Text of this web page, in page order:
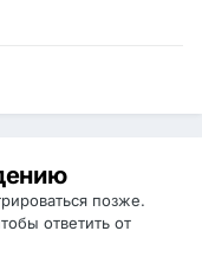
позже.
ответить от